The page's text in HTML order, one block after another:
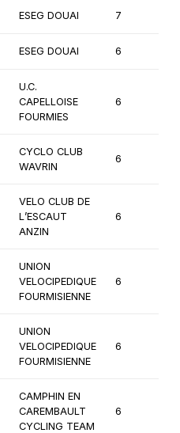
ESEG DOUAI 7
ESEG DOUAI 6
U.C.
CAPELLOISE
FOURMIES
6
CYCLO CLUB
WAVRIN
6
VELO CLUB DE
L’ESCAUT
ANZIN
6
UNION
VELOCIPEDIQUE
FOURMISIENNE
6
UNION
VELOCIPEDIQUE
FOURMISIENNE
6
CAMPHIN EN
CAREMBAULT
CYCLING TEAM
6